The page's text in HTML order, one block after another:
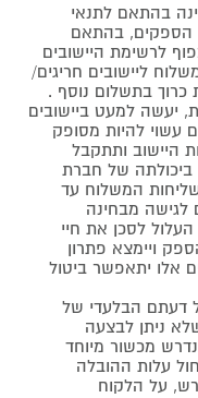
בהתאם לתנאי
בהתאם
לרשימת היישובים
ליישובים חריגים/
כרוך בתשלום נוסף .
יעשה למעט ביישובים
עשוי להיות מסופק
היישוב ותתקבל
ביכולתה של חברת
המשלוח עד
לגישה מבחינה
העלול לסכן את חיי
ויימצא פתרון
אלו יתאפשר ביטול
דעתם הבלעדי של
ניתן לבצעה
מכשור מיוחד
עלות ההובלה
על הלקוח